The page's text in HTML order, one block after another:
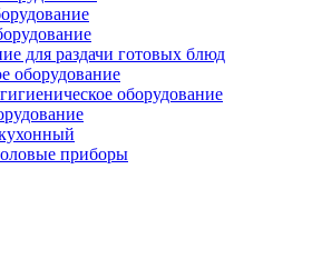
для раздачи готовых блюд
оборудование
оборудование
приборы